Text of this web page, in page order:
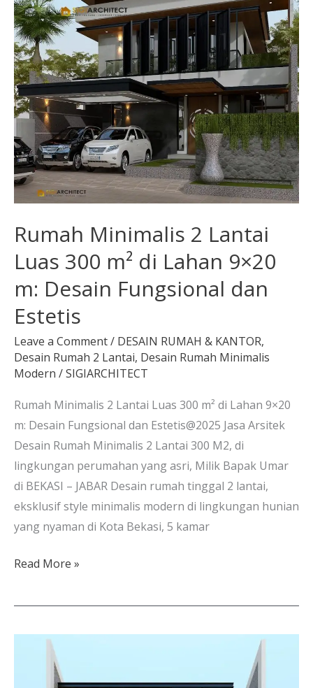
Rumah Minimalis 2 Lantai
Luas 300 m² di Lahan 9×20
m: Desain Fungsional dan
Estetis
Leave a Comment/ DESAIN RUMAH & KANTOR,
Desain Rumah 2 Lantai, Desain Rumah Minimalis
Modern /SIGIARCHITECT
Rumah Minimalis 2 Lantai Luas 300 m² di Lahan 9×20
m: Desain Fungsional dan Estetis@2025 Jasa Arsitek
Desain Rumah Minimalis 2 Lantai 300 M2, di
lingkungan perumahan yang asri, Milik Bapak Umar
di BEKASI – JABAR Desain rumah tinggal 2 lantai,
eksklusif style minimalis modern di lingkungan hunian
yang nyaman di Kota Bekasi, 5 kamar
Luas
300
m²
di
Lahan
9×20
m:
Desain
Fungsional
dan
Estetis
Read More »